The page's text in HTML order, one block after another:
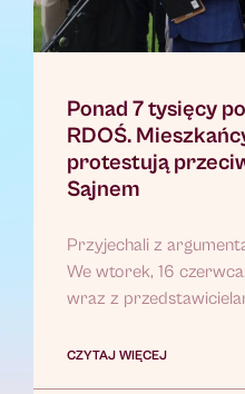
Ponad 7 tysięcy
RDOŚ.
protestują
Sajnem
Przyjechali z
We wtorek, 16
wraz z
CZYTAJ WIĘCEJ